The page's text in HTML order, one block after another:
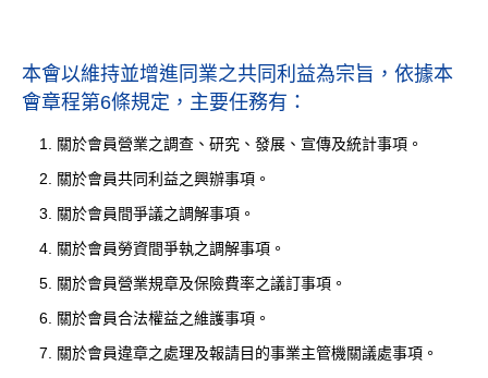
本會以維持並增進同業之共同利益為宗旨，依據本
會章程第6條規定，主要任務有：
關於會員營業之調查、研究、發展、宣傳及統計事項。
關於會員共同利益之興辦事項。
關於會員間爭議之調解事項。
關於會員勞資間爭執之調解事項。
關於會員營業規章及保險費率之議訂事項。
關於會員合法權益之維護事項。
關於會員違章之處理及報請目的事業主管機關議處事項。